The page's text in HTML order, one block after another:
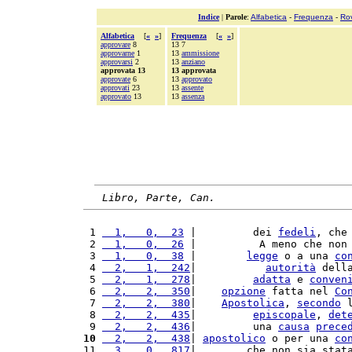
Indice| Parole: Alfabetica - Frequenza -
Alfabetica [« »]
approvare 8
approvarne 1
approvarsi 2
approvata 13
approvate 6
approvati 23
approvato 13
Frequenza [« »]
13 7
13 ammissione
13 anziano
13 approvata
13 approvato
13 assente
13 assenza
Libro, Parte, Can.
1
  1,   0,  23
|         dei fedeli ,
2
  1,   0,  26
|          A meno che
3
  1,   0,  38
legge o a una
4
  2,   1,  242
autorità
5
  2,   1,  278
adatta e
6
  2,   2,  350
opzione fatta nel
7
  2,   2,  380
Apostolica , secondo
8
  2,   2,  435
episcopale ,
9
  2,   2,  436
|         una causa
10
  2,   2,  438
apostolico o per una